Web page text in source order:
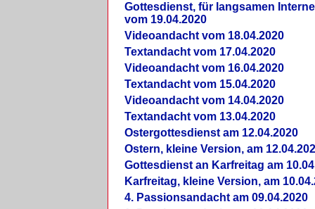
Gottesdienst, für langsamen
vom 19.04.2020
Videoandacht vom 18.04.2020
Textandacht vom 17.04.2020
Videoandacht vom 16.04.2020
Textandacht vom 15.04.2020
Videoandacht vom 14.04.2020
Textandacht vom 13.04.2020
Ostergottesdienst am 12.04.2020
Ostern, kleine Version, am
Gottesdienst an Karfreitag am
Karfreitag, kleine Version, am
4. Passionsandacht am 09.04.2020